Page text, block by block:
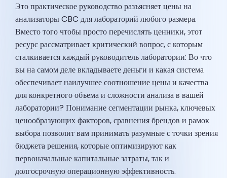
Это практическое руководство разъясняет цены на
анализаторы CBC для лабораторий любого размера.
Вместо того чтобы просто перечислять ценники, этот
ресурс рассматривает критический вопрос, с которым
сталкивается каждый руководитель лаборатории: Во что
вы на самом деле вкладываете деньги и какая система
обеспечивает наилучшее соотношение цены и качества
для конкретного объема и сложности анализа в вашей
лаборатории? Понимание сегментации рынка, ключевых
ценообразующих факторов, сравнения брендов и рамок
выбора позволит вам принимать разумные с точки зрения
бюджета решения, которые оптимизируют как
первоначальные капитальные затраты, так и
долгосрочную операционную эффективность.